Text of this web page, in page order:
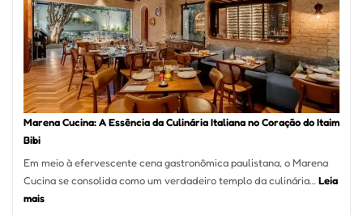
Escolher
o
Forno
Ideal
para
sua
Pizzaria
Marena Cucina: A Essência da Culinária Italiana no Coração do Itaim
Bibi
Em meio à efervescente cena gastronômica paulistana, o Marena
Cucina se consolida como um verdadeiro templo da culinária…Leia
mais: